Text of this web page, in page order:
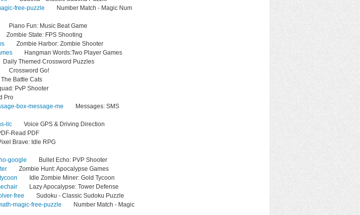
free-puzzle Number Match - Magic Num
Piano Fun: Music Beat Game
State: FPS Shooting
Zombie Harbor: Zombie Shooter
Hangman Words:Two Player Games
Themed Crossword Puzzles
Crossword Go!
Battle Cats
PvP Shooter
Pro
box-message-me Messages: SMS
llc Voice GPS & Driving Direction
Read PDF
Brave: Idle RPG
google Bullet Echo: PVP Shooter
Zombie Hunt: Apocalypse Games
Idle Zombie Miner: Gold Tycoon
Lazy Apocalypse: Tower Defense
free Sudoku - Classic Sudoku Puzzle
magic-free-puzzle Number Match - Magic